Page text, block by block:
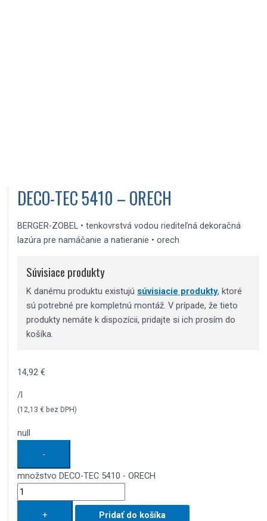
DECO-TEC 5410 – ORECH
BERGER-ZOBEL • tenkovrstvá vodou riediteľná dekoračná
lazúra pre namáčanie a natieranie • orech
Súvisiace produkty
K danému produktu existujú súvisiacie produkty, ktoré
sú potrebné pre kompletnú montáž. V prípade, že tieto
produkty nemáte k dispozícii, pridajte si ich prosím do
košíka.
14,92 €
/l
(12,13 € bez DPH)
null
-
množstvo DECO-TEC 5410 - ORECH
+ Pridať do košíka